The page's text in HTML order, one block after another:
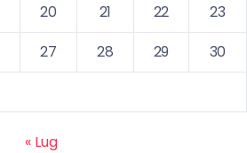
20 21 22
23
27 28 29
30
« Lug